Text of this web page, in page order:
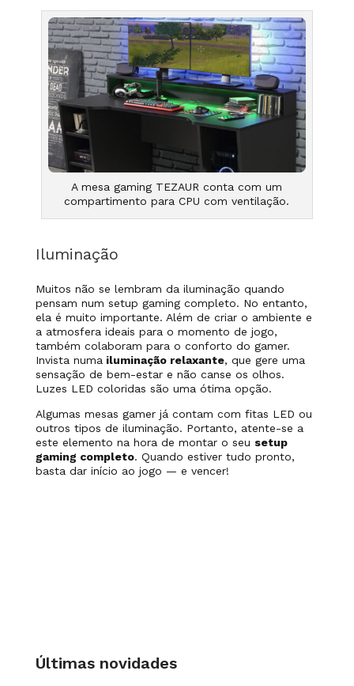
A mesa gaming TEZAUR conta com um
compartimento para CPU com ventilação.
Iluminação
Muitos não se lembram da iluminação quando
pensam num setup gaming completo. No entanto,
ela é muito importante. Além de criar o ambiente e
a atmosfera ideais para o momento de jogo,
também colaboram para o conforto do gamer.
Invista numa iluminação relaxante, que gere uma
sensação de bem-estar e não canse os olhos.
Luzes LED coloridas são uma ótima opção.
Algumas mesas gamer já contam com fitas LED ou
outros tipos de iluminação. Portanto, atente-se a
este elemento na hora de montar o seu setup
gaming completo. Quando estiver tudo pronto,
basta dar início ao jogo — e vencer!
Últimas novidades